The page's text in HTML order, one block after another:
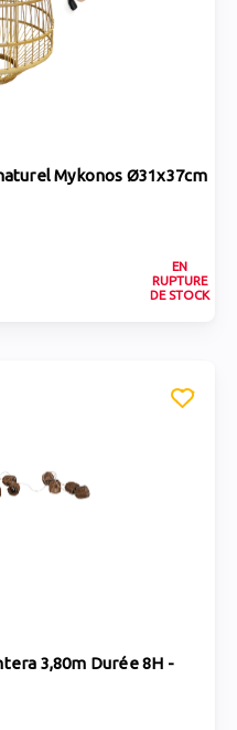
Mykonos Ø31x37cm
EN
RUPTURE
DE STOCK
3,80m Durée 8H -